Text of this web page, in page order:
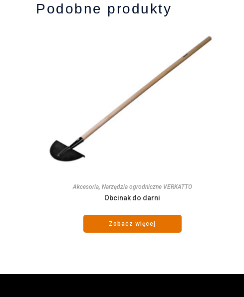
Podobne produkty
Akcesoria, Narzędzia ogrodniczne VERKATTO
Obcinak do darni
Zobacz więcej